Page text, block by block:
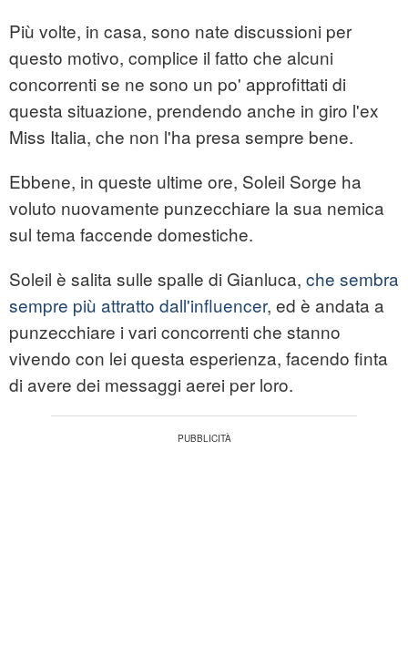
Più volte, in casa, sono nate discussioni per
questo motivo, complice il fatto che alcuni
concorrenti se ne sono un po' approfittati di
questa situazione, prendendo anche in giro l'ex
Miss Italia, che non l'ha presa sempre bene.
Ebbene, in queste ultime ore, Soleil Sorge ha
voluto nuovamente punzecchiare la sua nemica
sul tema faccende domestiche.
Soleil è salita sulle spalle di Gianluca, che sembra
sempre più attratto dall'influencer, ed è andata a
punzecchiare i vari concorrenti che stanno
vivendo con lei questa esperienza, facendo finta
di avere dei messaggi aerei per loro.